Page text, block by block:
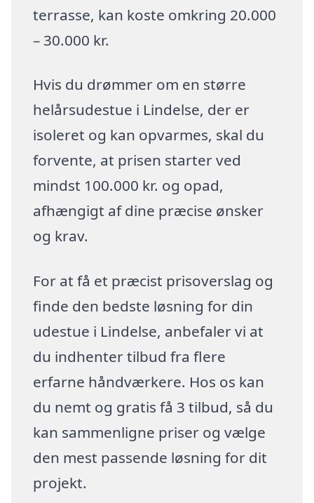
terrasse, kan koste omkring 20.000
– 30.000 kr.
Hvis du drømmer om en større
helårsudestue i Lindelse, der er
isoleret og kan opvarmes, skal du
forvente, at prisen starter ved
mindst 100.000 kr. og opad,
afhængigt af dine præcise ønsker
og krav.
For at få et præcist prisoverslag og
finde den bedste løsning for din
udestue i Lindelse, anbefaler vi at
du indhenter tilbud fra flere
erfarne håndværkere. Hos os kan
du nemt og gratis få 3 tilbud, så du
kan sammenligne priser og vælge
den mest passende løsning for dit
projekt.